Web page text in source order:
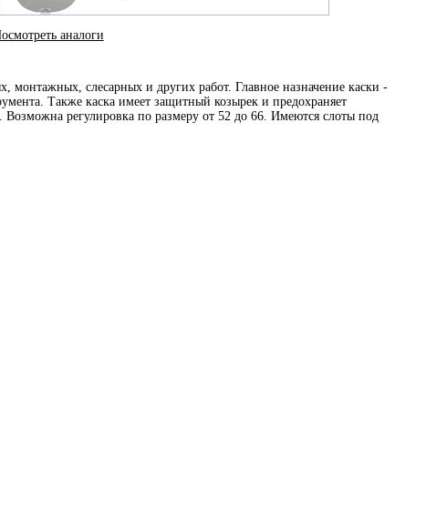
аналоги
монтажных, слесарных и других работ. Главное назначение каски -
Также каска имеет защитный козырек и предохраняет
регулировка по размеру от 52 до 66. Имеются слоты под